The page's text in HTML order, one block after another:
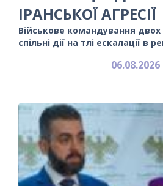
ІРАНСЬКОЇ АГРЕСІЇ
Військове командування двох
спільні дії на тлі ескалації в
06.08.2026